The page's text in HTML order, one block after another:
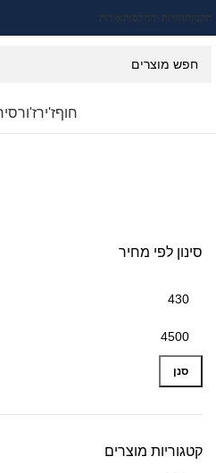
תקנוןהחזרות והחלפותאודות
חוףז'ירז'ור
סינון לפי מחיר
סנן
קטגוריות מוצרים